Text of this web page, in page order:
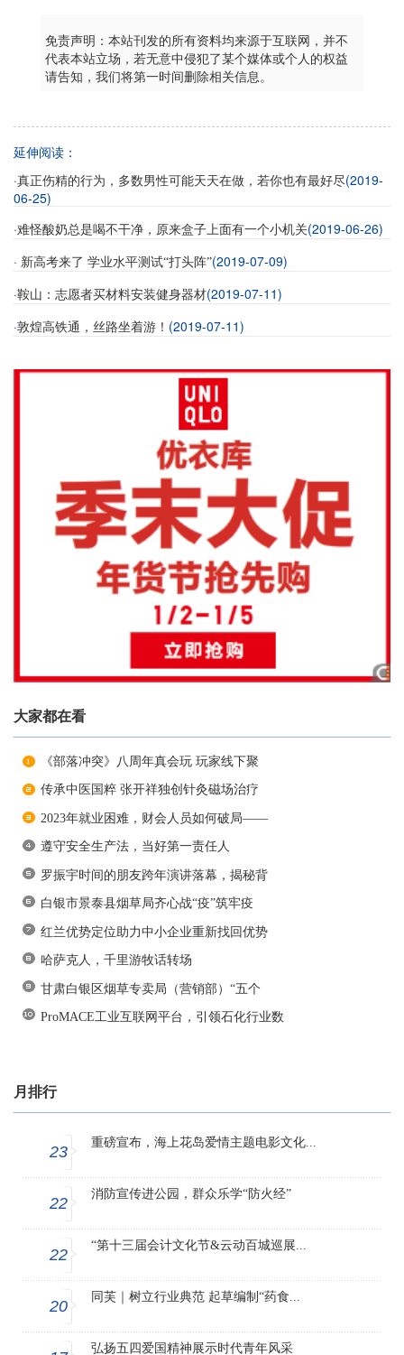
免责声明：本站刊发的所有资料均来源于互联网，并不
代表本站立场，若无意中侵犯了某个媒体或个人的权益
请告知，我们将第一时间删除相关信息。
延伸阅读：
·真正伤精的行为，多数男性可能天天在做，若你也有最好尽(2019-
06-25)
·难怪酸奶总是喝不干净，原来盒子上面有一个小机关(2019-06-26)
· 新高考来了 学业水平测试“打头阵”(2019-07-09)
·鞍山：志愿者买材料安装健身器材(2019-07-11)
·敦煌高铁通，丝路坐着游！ (2019-07-11)
大家都在看
《部落冲突》八周年真会玩 玩家线下聚
传承中医国粹 张开祥独创针灸磁场治疗
2023年就业困难，财会人员如何破局——
遵守安全生产法，当好第一责任人
罗振宇时间的朋友跨年演讲落幕，揭秘背
白银市景泰县烟草局齐心战“疫”筑牢疫
红兰优势定位助力中小企业重新找回优势
哈萨克人，千里游牧话转场
甘肃白银区烟草专卖局（营销部）“五个
ProMACE工业互联网平台，引领石化行业数
月排行
23
重磅宣布，海上花岛爱情主题电影文化...
22
消防宣传进公园，群众乐学“防火经”
22
“第十三届会计文化节&云动百城巡展...
20
同芙｜树立行业典范 起草编制“药食...
弘扬五四爱国精神展示时代青年风采